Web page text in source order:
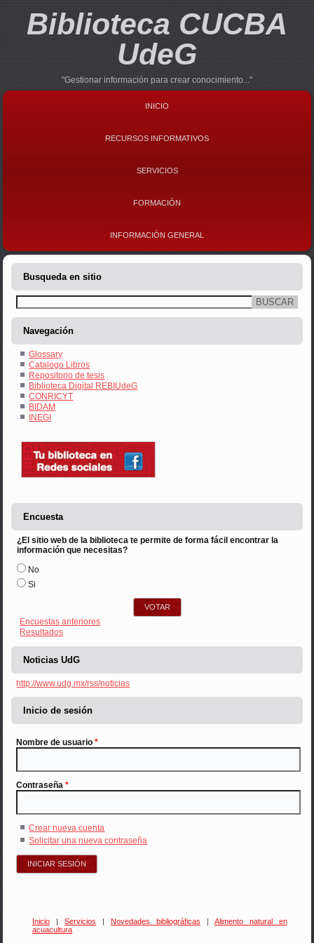
Biblioteca CUCBA
UdeG
"Gestionar información para crear conocimiento..."
INICIO
RECURSOS INFORMATIVOS
SERVICIOS
FORMACIÓN
INFORMACIÓN GENERAL
Busqueda en sitio
Buscar
Navegación
Glossary
Catalogo Libros
Repositorio de tesis
Biblioteca Digital REBIUdeG
CONRICYT
BIDAM
INEGI
Encuesta
¿El sitio web de la biblioteca te permite de forma fácil encontrar la
información que necesitas?
Opciones
No
Si
Encuestas anteriores
Resultados
Noticias UdG
http://www.udg.mx/rss/noticias
Inicio de sesión
Nombre de usuario*
Contraseña*
Crear nueva cuenta
Solicitar una nueva contraseña
Usted está aquí
Inicio |Servicios | Novedades bibliográficas | Alimento natural en
acuacultura